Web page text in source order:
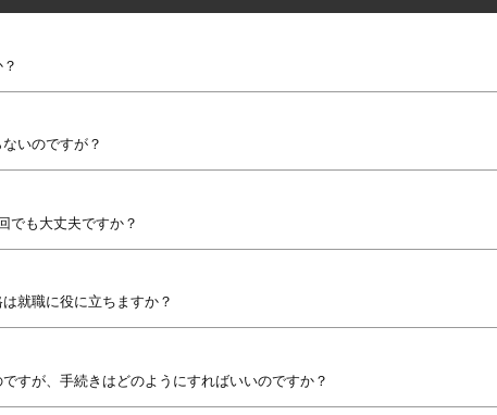
いのですが？
でも大丈夫ですか？
就職に役に立ちますか？
すが、手続きはどのようにすればいいのですか？